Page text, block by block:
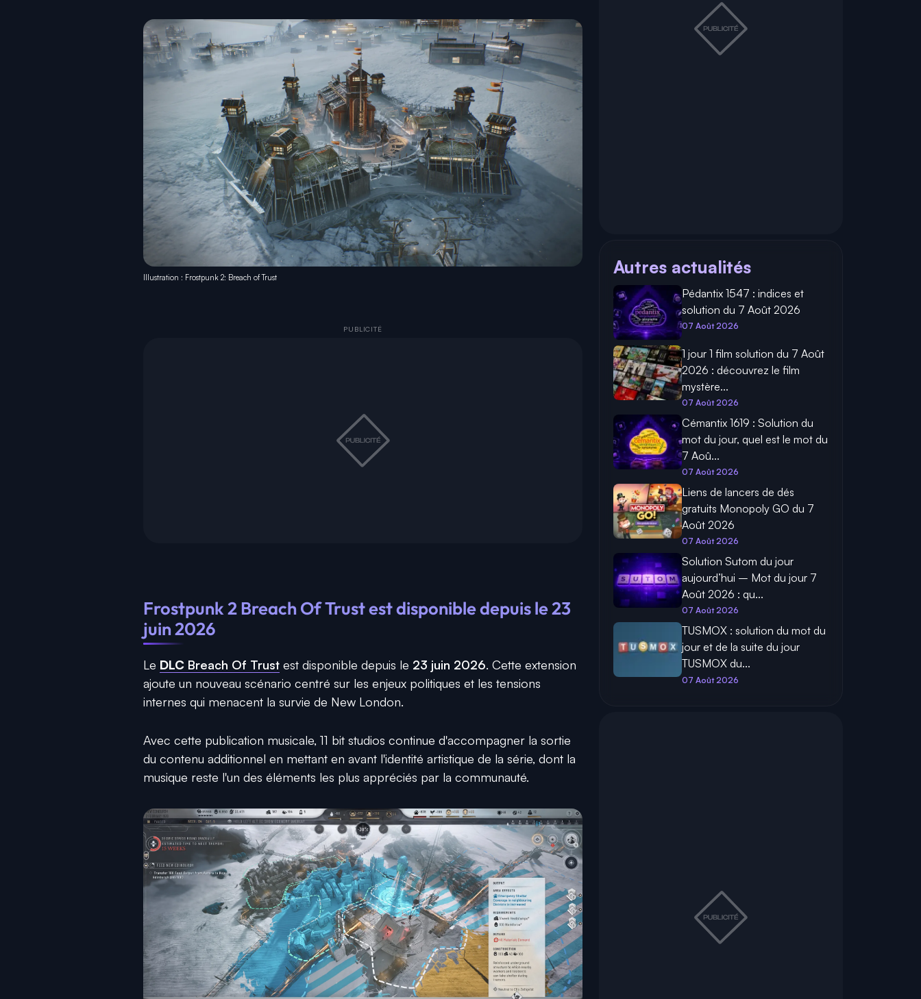
Illustration : Frostpunk 2: Breach of Trust
Frostpunk 2 Breach Of Trust est disponible depuis le 23
juin 2026
Le DLC Breach Of Trust est disponible depuis le 23 juin 2026. Cette extension
ajoute un nouveau scénario centré sur les enjeux politiques et les tensions
internes qui menacent la survie de New London.
Avec cette publication musicale, 11 bit studios continue d'accompagner la sortie
du contenu additionnel en mettant en avant l'identité artistique de la série, dont la
musique reste l'un des éléments les plus appréciés par la communauté.
Autres actualités
Pédantix 1547 : indices et
solution du 7 Août 2026
07 Août 2026
1 jour 1 film solution du 7 Août
2026 : découvrez le film
mystère...
07 Août 2026
Cémantix 1619 : Solution du
mot du jour, quel est le mot du
7 Aoû...
07 Août 2026
Liens de lancers de dés
gratuits Monopoly GO du 7
Août 2026
07 Août 2026
Solution Sutom du jour
aujourd’hui – Mot du jour 7
Août 2026 : qu...
07 Août 2026
TUSMOX : solution du mot du
jour et de la suite du jour
TUSMOX du...
07 Août 2026